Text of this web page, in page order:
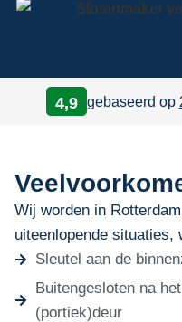
4,9 gebaseerd op
Wij worden in
uiteenlopende situaties,
Sleutel aan de
Buitengesloten na
(portiek)deur